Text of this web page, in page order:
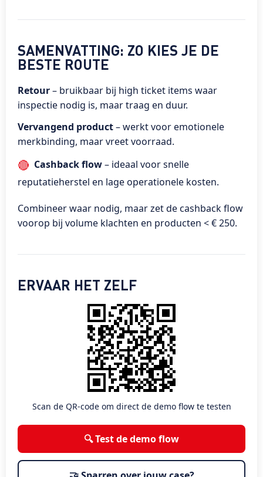
SAMENVATTING: ZO KIES JE DE
BESTE ROUTE
Retour– bruikbaar bij high ticket items waar
inspectie nodig is, maar traag en duur.
Vervangend product– werkt voor emotionele
merkbinding, maar vreet voorraad.
🔴 Cashback flow– ideaal voor snelle
reputatieherstel en lage operationele kosten.
Combineer waar nodig, maar zet de cashback flow
voorop bij volume klachten en producten < € 250.
ERVAAR HET ZELF
Scan de QR-code om direct de demo flow te testen
🔍 Test de demo flow